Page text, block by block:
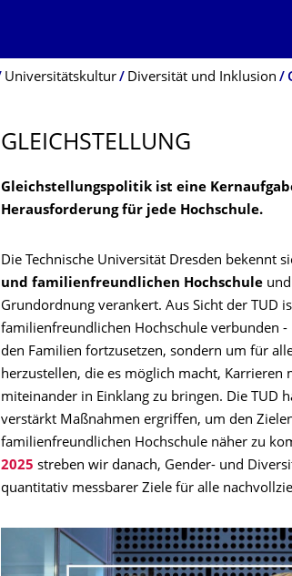
Universitätskultur Diversität und Inklusion
GLEICHSTELLUNG
Gleichstellungspolitik ist eine
Herausforderung für jede Hochschule.
Die Technische Universität Dresden bekennt
und familienfreundlichen Hochschule
Grundordnung verankert. Aus Sicht der TUD
familienfreundlichen Hochschule verbunden
den Familien fortzusetzen, sondern um für
herzustellen, die es möglich macht,
miteinander in Einklang zu bringen. Die TUD
verstärkt Maßnahmen ergriffen, um den
familienfreundlichen Hochschule näher zu
2025 streben wir danach, Gender- und
quantitativ messbarer Ziele für alle